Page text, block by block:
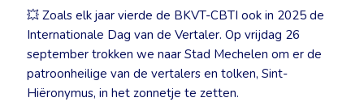
💥 Zoals elk jaar vierde de BKVT-CBTI ook in 2025 de
Internationale Dag van de Vertaler. Op vrijdag 26
september trokken we naar Stad Mechelen om er de
patroonheilige van de vertalers en tolken, Sint-
Hiëronymus, in het zonnetje te zetten.